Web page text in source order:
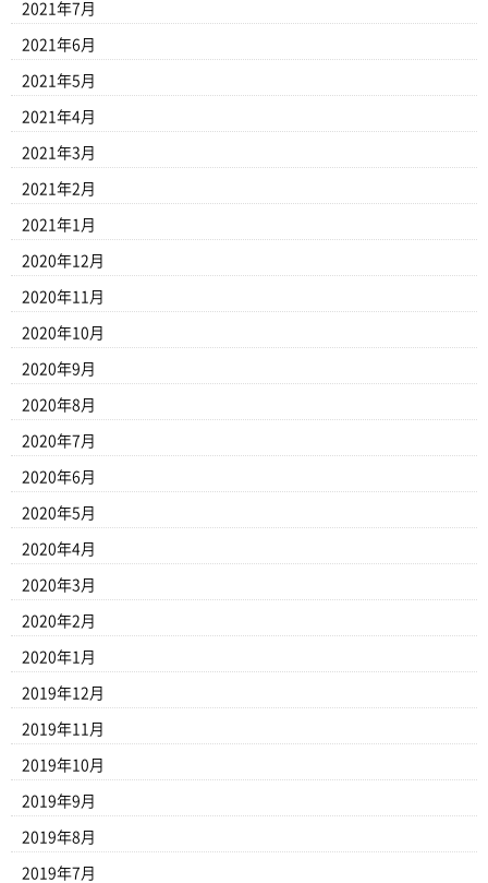
2021年7月
2021年6月
2021年5月
2021年4月
2021年3月
2021年2月
2021年1月
2020年12月
2020年11月
2020年10月
2020年9月
2020年8月
2020年7月
2020年6月
2020年5月
2020年4月
2020年3月
2020年2月
2020年1月
2019年12月
2019年11月
2019年10月
2019年9月
2019年8月
2019年7月